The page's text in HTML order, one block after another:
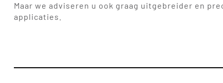
Maar we adviseren u ook graag uitgebreider en
applicaties.